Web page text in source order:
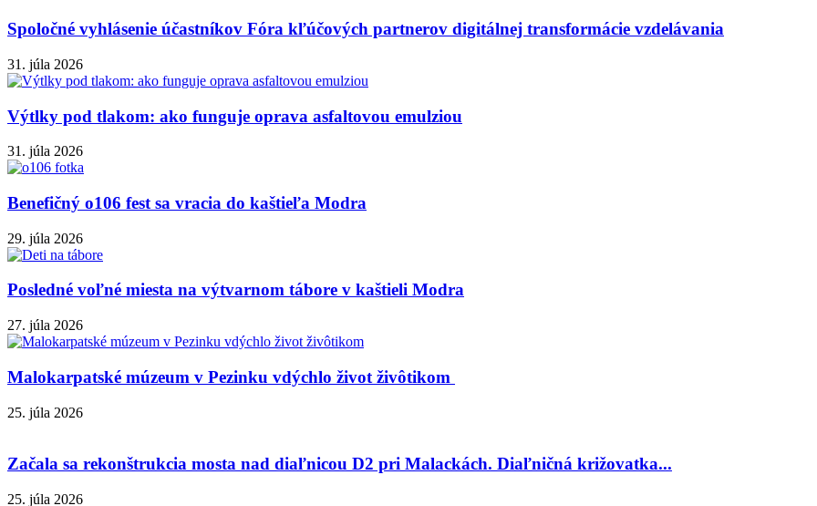
Spoločné vyhlásenie účastníkov Fóra kľúčových partnerov digitálnej transformácie vzdelávania
31. júla 2026
Výtlky pod tlakom: ako funguje oprava asfaltovou emulziou
31. júla 2026
Benefičný o106 fest sa vracia do kaštieľa Modra
29. júla 2026
Posledné voľné miesta na výtvarnom tábore v kaštieli Modra
27. júla 2026
Malokarpatské múzeum v Pezinku vdýchlo život živôtikom
25. júla 2026
Začala sa rekonštrukcia mosta nad diaľnicou D2 pri Malackách. Diaľničná križovatka...
25. júla 2026